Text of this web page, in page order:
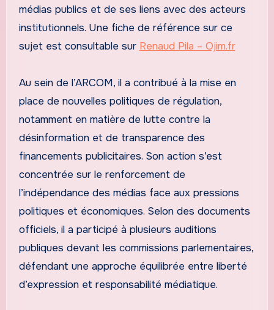
médias publics et de ses liens avec des acteurs
institutionnels. Une fiche de référence sur ce
sujet est consultable sur Renaud Pila – Ojim.fr
Au sein de l’ARCOM, il a contribué à la mise en
place de nouvelles politiques de régulation,
notamment en matière de lutte contre la
désinformation et de transparence des
financements publicitaires. Son action s’est
concentrée sur le renforcement de
l’indépendance des médias face aux pressions
politiques et économiques. Selon des documents
officiels, il a participé à plusieurs auditions
publiques devant les commissions parlementaires,
défendant une approche équilibrée entre liberté
d’expression et responsabilité médiatique.